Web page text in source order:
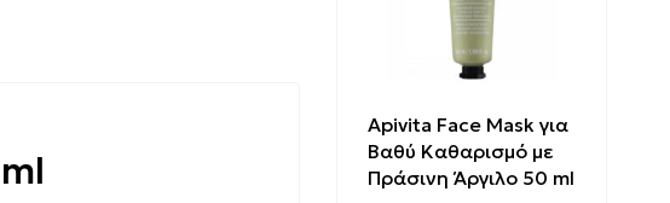
Apivita Face Mask για
Βαθύ Καθαρισμό με
Πράσινη Άργιλο 50 ml